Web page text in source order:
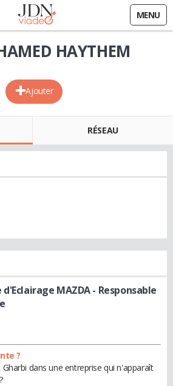
MENU
Ajouter
HAYTHEM
RÉSEAU
MAZDA- Responsable
?
dans une entreprise qui n'apparaît